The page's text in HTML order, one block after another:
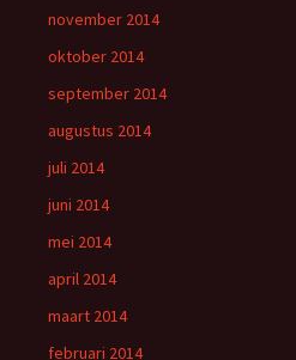
november 2014
oktober 2014
september 2014
augustus 2014
juli 2014
juni 2014
mei 2014
april 2014
maart 2014
februari 2014